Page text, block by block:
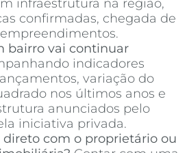
infraestrutura na região,
confirmadas, chegada de
bairro vai continuar
indicadores
variação do
nos últimos anos e
anunciados pelo
iniciativa privada.
com o proprietário ou